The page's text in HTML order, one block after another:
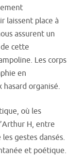
laissent place à
assurent un
cette
Les corps
en
organisé.
où les
H, entre
gestes dansés.
et poétique.